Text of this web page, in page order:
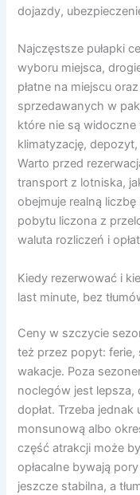
dojazdy,
Najczęstsze pułapki
wyboru miejsca,
płatne na miejscu
sprzedawanych w
które nie są widoczne
klimatyzację,
Warto przed
transport z lotniska,
obejmuje realną
pobytu liczona z
waluta rozliczeń i
Kiedy rezerwować i
last minute, bez
Ceny w szczycie
też przez popyt: ferie,
wakacje. Poza
noclegów jest lepsza,
dopłat. Trzeba
monsunową albo
część atrakcji może
opłacalne bywają
jeszcze stabilna, a